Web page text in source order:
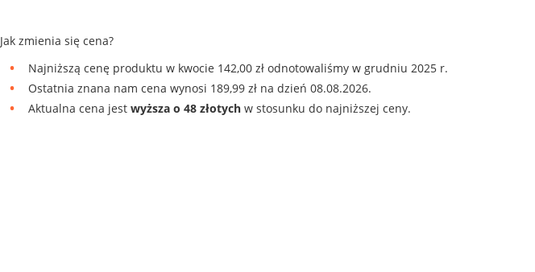
Jak zmienia się cena?
Najniższą cenę produktu w kwocie 142,00 zł odnotowaliśmy w grudniu 2025 r.
Ostatnia znana nam cena wynosi 189,99 zł na dzień 08.08.2026.
Aktualna cena jestwyższa o 48 złotych w stosunku do najniższej ceny.